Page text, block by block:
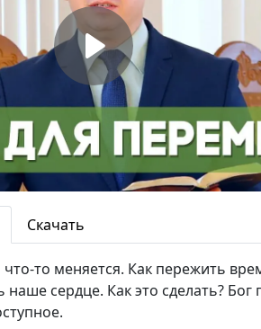
Скачать
то меняется. Как пережить
сердце. Как это сделать?